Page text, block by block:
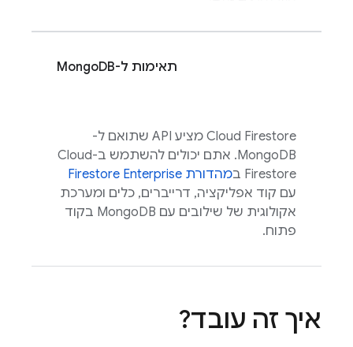
תאימות ל-MongoDB
Cloud Firestore
מציע API שתואם ל-
MongoDB. אתם יכולים להשתמש ב-
Cloud
Firestore במהדורת Firestore Enterprise
עם קוד אפליקציה, דרייברים, כלים ומערכת
אקולוגית של שילובים עם MongoDB בקוד
פתוח.
איך זה עובד?